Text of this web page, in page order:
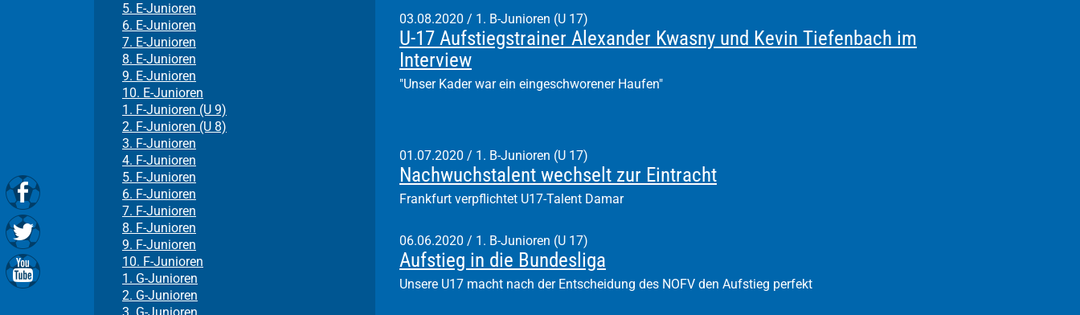
5. E-Junioren
6. E-Junioren
7. E-Junioren
8. E-Junioren
9. E-Junioren
10. E-Junioren
1. F-Junioren (U 9)
2. F-Junioren (U 8)
3. F-Junioren
4. F-Junioren
5. F-Junioren
6. F-Junioren
7. F-Junioren
8. F-Junioren
9. F-Junioren
10. F-Junioren
1. G-Junioren
2. G-Junioren
03.08.2020 / 1. B-Junioren (U 17)
U-17 Aufstiegstrainer Alexander Kwasny und Kevin Tiefenbach im
Interview
"Unser Kader war ein eingeschworener Haufen"
01.07.2020 / 1. B-Junioren (U 17)
Nachwuchstalent wechselt zur Eintracht
Frankfurt verpflichtet U17-Talent Damar
06.06.2020 / 1. B-Junioren (U 17)
Aufstieg in die Bundesliga
Unsere U17 macht nach der Entscheidung des NOFV den Aufstieg perfekt